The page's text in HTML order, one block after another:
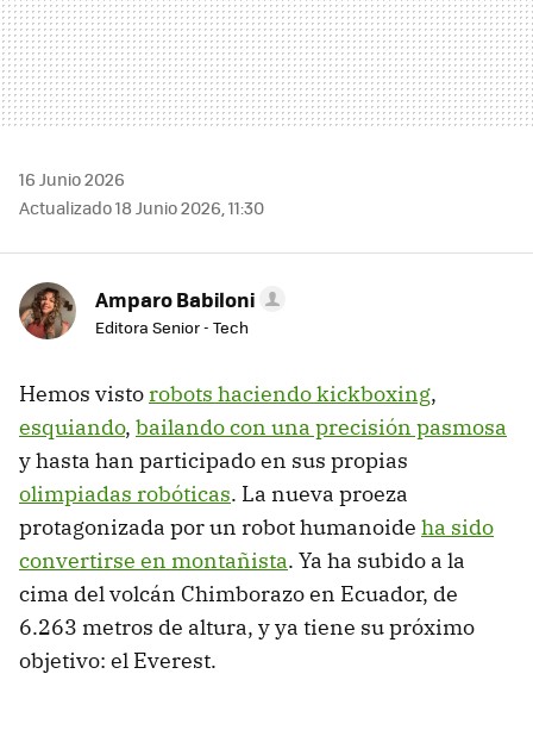
16 Junio 2026
Actualizado 18 Junio 2026, 11:30
Amparo Babiloni
Editora Senior - Tech
Hemos vistorobots haciendo kickboxing,
esquiando, bailando con una precisión pasmosa
y hasta han participado en sus propias
olimpiadas robóticas. La nueva proeza
protagonizada por un robot humanoide ha sido
convertirse en montañista. Ya ha subido a la
cima del volcán Chimborazo en Ecuador, de
6.263 metros de altura, y ya tiene su próximo
objetivo: el Everest.